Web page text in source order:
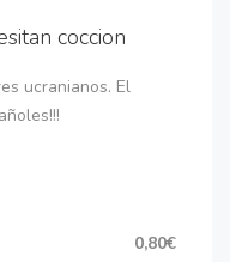
coccion
ucranianos. El
0,80€